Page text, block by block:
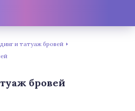
и татуаж бровей
бровей